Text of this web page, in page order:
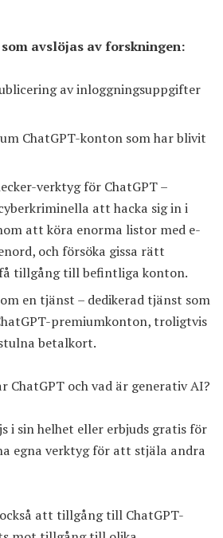
avslöjas av forskningen:
av inloggningsuppgifter
ChatGPT-konton som har blivit
verktyg för ChatGPT –
att hacka sig in i
att köra enorma listor med e-
och försöka gissa rätt
tillgång till befintliga konton.
en tjänst – dedikerad tjänst som
premiumkonton, troligtvis
betalkort.
ChatGPT och vad är generativ AI?
i sin helhet eller erbjuds gratis för
egna verktyg för att stjäla andra
att tillgång till ChatGPT-